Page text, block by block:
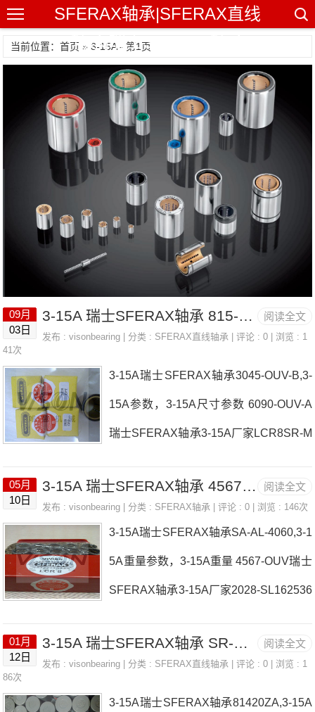
SFERAX轴承|SFERAX直线
轴承|瑞士SFERAX轴承
当前位置：首页 » 3-15A - 第1页
阅读全文
09月
03日
3-15A 瑞士SFERAX轴承 815-OUV
发布 :visonbearing | 分类 : SFERAX直线轴承 | 评论 : 0 | 浏览 : 1
41次
3-15A瑞士SFERAX轴承3045-OUV-B,3-
15A参数，3-15A尺寸参数 6090-OUV-A
瑞士SFERAX轴承3-15A厂家LCR8SR-M
ZA1626-HT-A瑞士SFERAX轴承3-15A参
瑞士SFERAX轴承3-15A厂家，SR-OUV-
AL-R-3045瑞士SFERAX轴承3-15A价
阅读全文
05月
10日
3-15A 瑞士SFERAX轴承 4567-OUV
发布 :visonbearing | 分类 : SFERAX轴承 | 评论 : 0 | 浏览 : 146次
3-15A瑞士SFERAX轴承SA-AL-4060,3-1
5A重量参数，3-15A重量 4567-OUV瑞士
SFERAX轴承3-15A厂家2028-SL162536
222203242-OUV瑞士SFERAX轴承3-15
荐：3-15A， ，热销品牌推荐：1624-SL
阅读全文
01月
12日
3-15A 瑞士SFERAX轴承 SR-KUB4060
发布 :visonbearing | 分类 : SFERAX直线轴承 | 评论 : 0 | 浏览 : 1
86次
3-15A瑞士SFERAX轴承81420ZA,3-15A